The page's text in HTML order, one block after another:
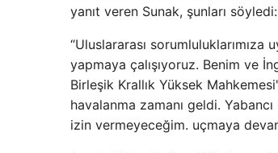
yanıt veren Sunak, şunları söyledi:
“Uluslararası
yapmaya çalışıyoruz. Benim ve
Birleşik Krallık Yüksek
havalanma zamanı geldi.
izin vermeyeceğim. uçmaya